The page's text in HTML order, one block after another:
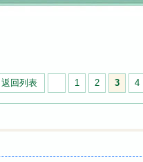
1 2 3 4
返回列表